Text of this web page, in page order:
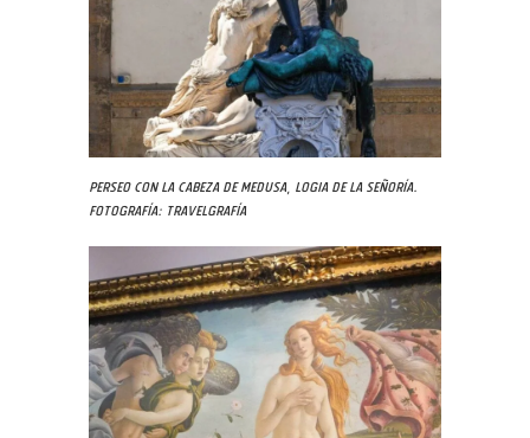
Perseo con la cabeza de Medusa, Logia de la Señoría.
Fotografía: Travelgrafía